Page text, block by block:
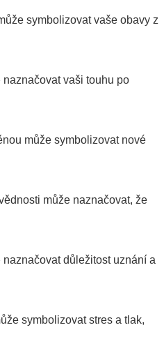
symbolizovat vaše obavy z
vaši touhu po
může symbolizovat nové
může naznačovat, že
důležitost uznání a
symbolizovat stres a tlak,